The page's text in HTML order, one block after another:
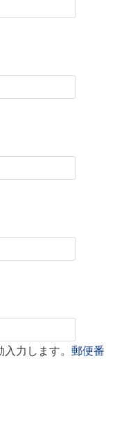
力します。 郵便番